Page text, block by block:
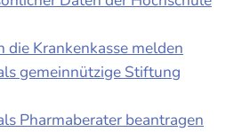
die Krankenkasse melden
gemeinnützige Stiftung
Pharmaberater beantragen